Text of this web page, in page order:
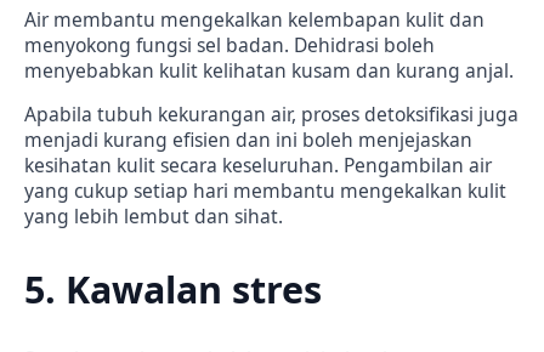
Air membantu mengekalkan kelembapan kulit dan
menyokong fungsi sel badan. Dehidrasi boleh
menyebabkan kulit kelihatan kusam dan kurang anjal.
Apabila tubuh kekurangan air, proses detoksifikasi juga
menjadi kurang efisien dan ini boleh menjejaskan
kesihatan kulit secara keseluruhan. Pengambilan air
yang cukup setiap hari membantu mengekalkan kulit
yang lebih lembut dan sihat.
5. Kawalan stres